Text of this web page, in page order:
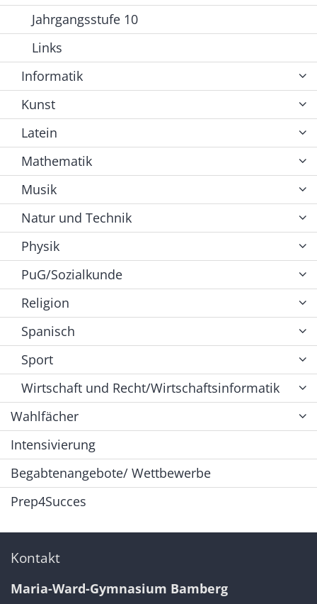
Jahrgangsstufe 10
Links
Informatik
Kunst
Latein
Mathematik
Musik
Natur und Technik
Physik
PuG/Sozialkunde
Religion
Spanisch
Sport
Wirtschaft und Recht/Wirtschaftsinformatik
Wahlfächer
Intensivierung
Begabtenangebote/ Wettbewerbe
Prep4Succes
Kontakt
Maria-Ward-Gymnasium Bamberg